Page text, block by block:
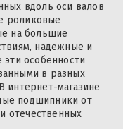
вдоль оси валов
роликовые
на большие
надежные и
особенности
в разных
интернет-магазине
подшипники от
отечественных